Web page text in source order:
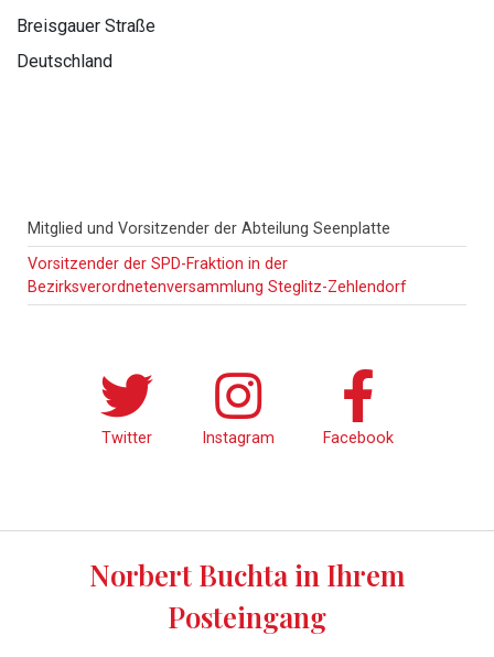
Breisgauer Straße
Deutschland
Sidebar
Mitglied und Vorsitzender der Abteilung Seenplatte
Vorsitzender der SPD-Fraktion in der
Bezirksverordnetenversammlung Steglitz-Zehlendorf
Twitter Instagram Facebook
Norbert Buchta in Ihrem
Posteingang